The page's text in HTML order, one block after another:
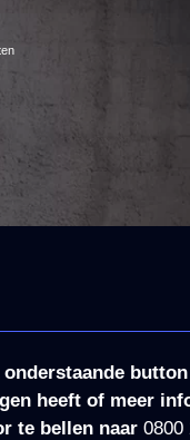
onderstaande
heeft of meer
te bellen naar 0800